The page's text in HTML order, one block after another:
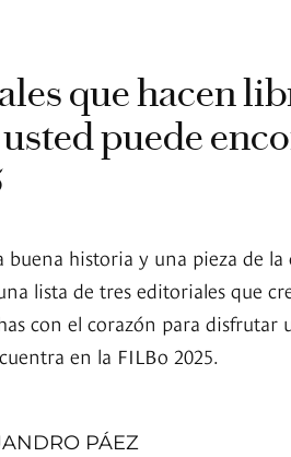
que hacen
puede
buena historia y una pieza de la
lista de tres editoriales que
con el corazón para
en la FILBo 2025.
PÁEZ